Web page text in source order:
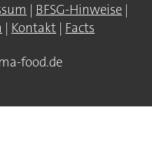
| BFSG-Hinweise |
| Kontakt | Facts
food.de